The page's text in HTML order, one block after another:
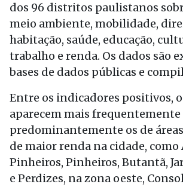
dos 96 distritos paulistanos
meio ambiente, mobilidade,
habitação, saúde, educação,
trabalho e renda. Os dados são
bases de dados públicas e
Entre os indicadores positivos,
aparecem mais frequentemente
predominantemente os de
de maior renda na cidade, como
Pinheiros, Pinheiros, Butantã,
e Perdizes, na zona oeste,